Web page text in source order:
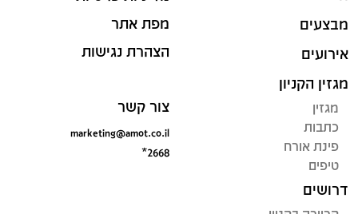
מבצעים
אירועים
מגזין הקניון
מגזין
כתבות
פינת אורח
טיפים
דרושים
מפת אתר
הצהרת נגישות
צור קשר
marketing@amot.co.il
*2668